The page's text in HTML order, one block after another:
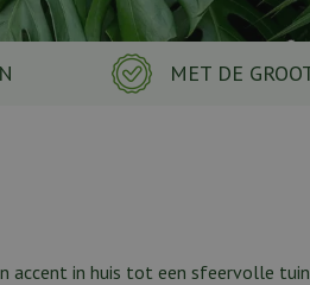
MET DE
accent in huis tot een sfeervolle